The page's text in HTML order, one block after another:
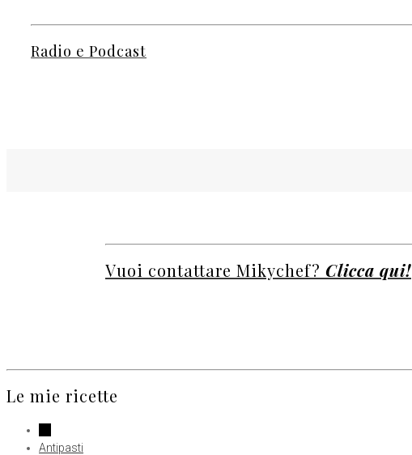
Radio e Podcast
Vuoi contattare Mikychef? Clicca qui!
Le mie ricette
Antipasti